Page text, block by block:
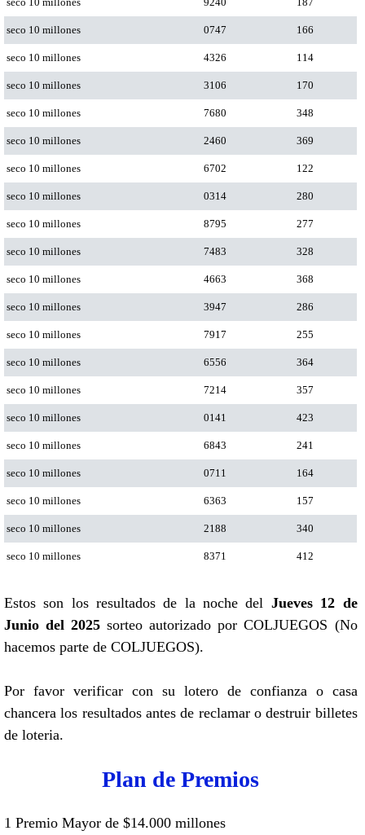
seco 10 millones 0747 166
seco 10 millones 4326 114
seco 10 millones 3106 170
seco 10 millones 7680 348
seco 10 millones 2460 369
seco 10 millones 6702 122
seco 10 millones 0314 280
seco 10 millones 8795 277
seco 10 millones 7483 328
seco 10 millones 4663 368
seco 10 millones 3947 286
seco 10 millones 7917 255
seco 10 millones 6556 364
seco 10 millones 7214 357
seco 10 millones 0141 423
seco 10 millones 6843 241
seco 10 millones 0711 164
seco 10 millones 6363 157
seco 10 millones 2188 340
seco 10 millones 8371 412
Estos son los resultados de la noche del Jueves 12 de
Junio del 2025 sorteo autorizado por COLJUEGOS (No
hacemos parte de COLJUEGOS).
Por favor verificar con su lotero de confianza o casa
chancera los resultados antes de reclamar o destruir billetes
de loteria.
Plan de Premios
1 Premio Mayor de $14.000 millones